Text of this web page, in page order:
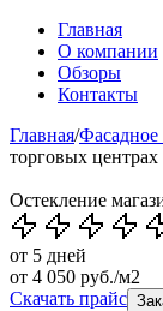
Главная
О компании
Обзоры
Контакты
Главная/Фасадное
торговых центрах
Остекление
от 5 дней
от 4 050 руб./м2
Скачать прайс